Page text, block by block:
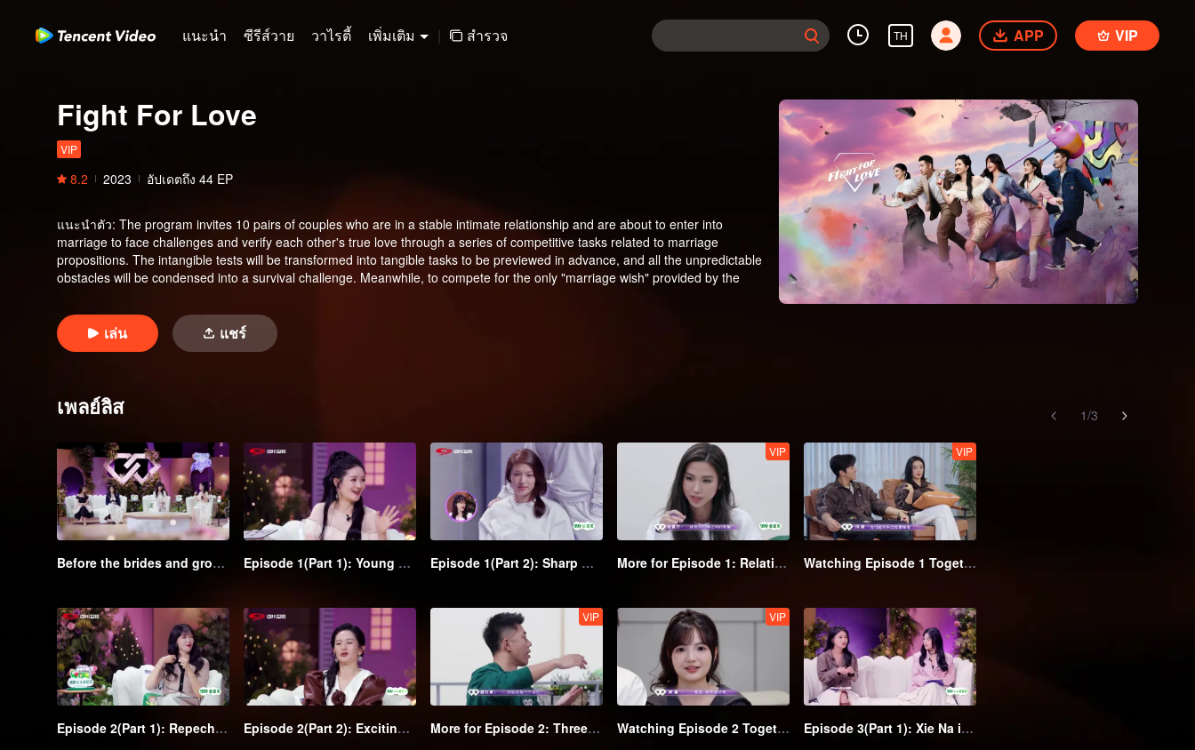
แนะนำ ซีรีส์วาย วาไรตี้ เพิ่มเติม | สำรวจ TH APP VIP
Fight For Love
VIP
8.2 2023 อัปเดตถึง 44 EP
แนะนำตัว: The program invites 10 pairs of couples who are in a stable intimate relationship and are about to enter into
marriage to face challenges and verify each other's true love through a series of competitive tasks related to marriage
propositions. The intangible tests will be transformed into tangible tasks to be previewed in advance, and all the unpredictable
obstacles will be condensed into a survival challenge. Meanwhile, to compete for the only "marriage wish" provided by the
เล่น แชร์
เพลย์ลิส 1/3
Before the brides and grooms enter: Young couples in suits and wedding dresses meet for the first time Episode 1(Part 1): Young couples' Mire Battle makes Xie Na and Kan Qingzi cry Episode 1(Part 2): Sharp Q&A among the boys and girls
VIP
More for Episode 1: Relationship test is like a cruel occasion for the couples
VIP
Watching Episode 1 Together: “Yu & Zhou” Couple from love variety show reunite again and watch the Mire Battle together
Episode 2(Part 1): Repechage! A couple with stunning appearances smooch Episode 2(Part 2): Exciting! Couples are crazy fighting for love
VIP
More for Episode 2: Three out of ten couples met online
VIP
Watching Episode 2 Together: Zhang Xindong and Yao Hao are competing for their abs, and Zhang Genyuan just quits Episode 3(Part 1): Xie Na is moved when couples propose under the snow mountain